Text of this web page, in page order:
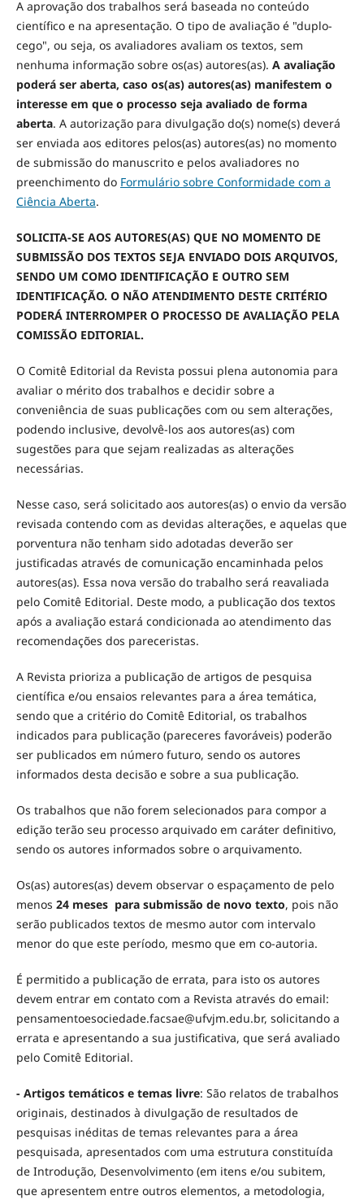
A aprovação dos trabalhos será baseada no conteúdo
científico e na apresentação. O tipo de avaliação é "duplo-
cego", ou seja, os avaliadores avaliam os textos, sem
nenhuma informação sobre os(as) autores(as). A avaliação
poderá ser aberta, caso os(as) autores(as) manifestem o
interesse em que o processo seja avaliado de forma
aberta. A autorização para divulgação do(s) nome(s) deverá
ser enviada aos editores pelos(as) autores(as) no momento
de submissão do manuscrito e pelos avaliadores no
preenchimento do Formulário sobre Conformidade com a
Ciência Aberta.
SOLICITA-SE AOS AUTORES(AS) QUE NO MOMENTO DE
SUBMISSÃO DOS TEXTOS SEJA ENVIADO DOIS ARQUIVOS,
SENDO UM COMO IDENTIFICAÇÃO E OUTRO SEM
IDENTIFICAÇÃO. O NÃO ATENDIMENTO DESTE CRITÉRIO
PODERÁ INTERROMPER O PROCESSO DE AVALIAÇÃO PELA
COMISSÃO EDITORIAL.
O Comitê Editorial da Revista possui plena autonomia para
avaliar o mérito dos trabalhos e decidir sobre a
conveniência de suas publicações com ou sem alterações,
podendo inclusive, devolvê-los aos autores(as) com
sugestões para que sejam realizadas as alterações
necessárias.
Nesse caso, será solicitado aos autores(as) o envio da versão
revisada contendo com as devidas alterações, e aquelas que
porventura não tenham sido adotadas deverão ser
justificadas através de comunicação encaminhada pelos
autores(as). Essa nova versão do trabalho será reavaliada
pelo Comitê Editorial. Deste modo, a publicação dos textos
após a avaliação estará condicionada ao atendimento das
recomendações dos pareceristas.
A Revista prioriza a publicação de artigos de pesquisa
científica e/ou ensaios relevantes para a área temática,
sendo que a critério do Comitê Editorial, os trabalhos
indicados para publicação (pareceres favoráveis) poderão
ser publicados em número futuro, sendo os autores
informados desta decisão e sobre a sua publicação.
Os trabalhos que não forem selecionados para compor a
edição terão seu processo arquivado em caráter definitivo,
sendo os autores informados sobre o arquivamento.
Os(as) autores(as) devem observar o espaçamento de pelo
menos 24 meses para submissão de novo texto, pois não
serão publicados textos de mesmo autor com intervalo
menor do que este período, mesmo que em co-autoria.
É permitido a publicação de errata, para isto os autores
devem entrar em contato com a Revista através do email:
pensamentoesociedade.facsae@ufvjm.edu.br, solicitando a
errata e apresentando a sua justificativa, que será avaliado
pelo Comitê Editorial.
- Artigos temáticos e temas livre: São relatos de trabalhos
originais, destinados à divulgação de resultados de
pesquisas inéditas de temas relevantes para a área
pesquisada, apresentados com uma estrutura constituída
de Introdução, Desenvolvimento (em itens e/ou subitem,
que apresentem entre outros elementos, a metodologia,